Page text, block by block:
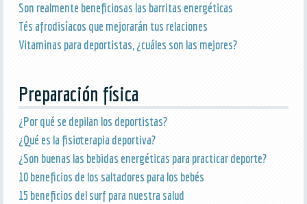
Son realmente beneficiosas las barritas energéticas
Tés afrodisíacos que mejorarán tus relaciones
Vitaminas para deportistas, ¿cuáles son las mejores?
Preparación física
¿Por qué se depilan los deportistas?
¿Qué es la fisioterapia deportiva?
¿Son buenas las bebidas energéticas para practicar deporte?
10 beneficios de los saltadores para los bebés
15 beneficios del surf para nuestra salud